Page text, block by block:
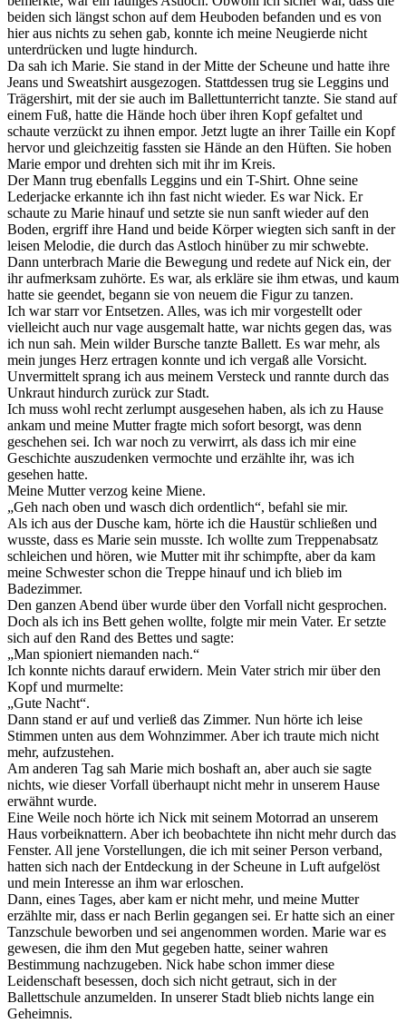
beiden sich längst schon auf dem Heuboden befanden und es von
hier aus nichts zu sehen gab, konnte ich meine Neugierde nicht
unterdrücken und lugte hindurch.
Da sah ich Marie. Sie stand in der Mitte der Scheune und hatte ihre
Jeans und Sweatshirt ausgezogen. Stattdessen trug sie Leggins und
Trägershirt, mit der sie auch im Ballettunterricht tanzte. Sie stand auf
einem Fuß, hatte die Hände hoch über ihren Kopf gefaltet und
schaute verzückt zu ihnen empor. Jetzt lugte an ihrer Taille ein Kopf
hervor und gleichzeitig fassten sie Hände an den Hüften. Sie hoben
Marie empor und drehten sich mit ihr im Kreis.
Der Mann trug ebenfalls Leggins und ein T-Shirt. Ohne seine
Lederjacke erkannte ich ihn fast nicht wieder. Es war Nick. Er
schaute zu Marie hinauf und setzte sie nun sanft wieder auf den
Boden, ergriff ihre Hand und beide Körper wiegten sich sanft in der
leisen Melodie, die durch das Astloch hinüber zu mir schwebte.
Dann unterbrach Marie die Bewegung und redete auf Nick ein, der
ihr aufmerksam zuhörte. Es war, als erkläre sie ihm etwas, und kaum
hatte sie geendet, begann sie von neuem die Figur zu tanzen.
Ich war starr vor Entsetzen. Alles, was ich mir vorgestellt oder
vielleicht auch nur vage ausgemalt hatte, war nichts gegen das, was
ich nun sah. Mein wilder Bursche tanzte Ballett. Es war mehr, als
mein junges Herz ertragen konnte und ich vergaß alle Vorsicht.
Unvermittelt sprang ich aus meinem Versteck und rannte durch das
Unkraut hindurch zurück zur Stadt.
Ich muss wohl recht zerlumpt ausgesehen haben, als ich zu Hause
ankam und meine Mutter fragte mich sofort besorgt, was denn
geschehen sei. Ich war noch zu verwirrt, als dass ich mir eine
Geschichte auszudenken vermochte und erzählte ihr, was ich
gesehen hatte.
Meine Mutter verzog keine Miene.
„Geh nach oben und wasch dich ordentlich“, befahl sie mir.
Als ich aus der Dusche kam, hörte ich die Haustür schließen und
wusste, dass es Marie sein musste. Ich wollte zum Treppenabsatz
schleichen und hören, wie Mutter mit ihr schimpfte, aber da kam
meine Schwester schon die Treppe hinauf und ich blieb im
Badezimmer.
Den ganzen Abend über wurde über den Vorfall nicht gesprochen.
Doch als ich ins Bett gehen wollte, folgte mir mein Vater. Er setzte
sich auf den Rand des Bettes und sagte:
„Man spioniert niemanden nach.“
Ich konnte nichts darauf erwidern. Mein Vater strich mir über den
Kopf und murmelte:
„Gute Nacht“.
Dann stand er auf und verließ das Zimmer. Nun hörte ich leise
Stimmen unten aus dem Wohnzimmer. Aber ich traute mich nicht
mehr, aufzustehen.
Am anderen Tag sah Marie mich boshaft an, aber auch sie sagte
nichts, wie dieser Vorfall überhaupt nicht mehr in unserem Hause
erwähnt wurde.
Eine Weile noch hörte ich Nick mit seinem Motorrad an unserem
Haus vorbeiknattern. Aber ich beobachtete ihn nicht mehr durch das
Fenster. All jene Vorstellungen, die ich mit seiner Person verband,
hatten sich nach der Entdeckung in der Scheune in Luft aufgelöst
und mein Interesse an ihm war erloschen.
Dann, eines Tages, aber kam er nicht mehr, und meine Mutter
erzählte mir, dass er nach Berlin gegangen sei. Er hatte sich an einer
Tanzschule beworben und sei angenommen worden. Marie war es
gewesen, die ihm den Mut gegeben hatte, seiner wahren
Bestimmung nachzugeben. Nick habe schon immer diese
Leidenschaft besessen, doch sich nicht getraut, sich in der
Ballettschule anzumelden. In unserer Stadt blieb nichts lange ein
Geheimnis.